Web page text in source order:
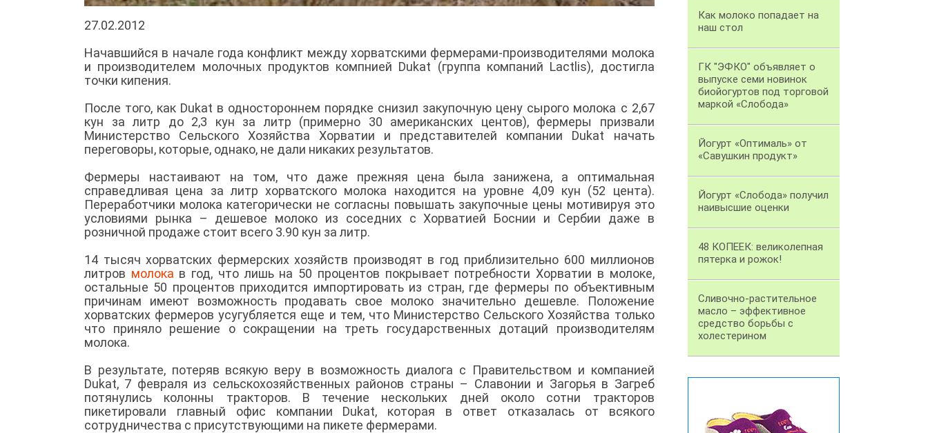
27.02.2012
Начавшийся в начале года конфликт между хорватскими фермерами-производителями молока
и производителем молочных продуктов компнией Dukat (группа компаний Lactlis), достигла
точки кипения.
После того, как Dukat в одностороннем порядке снизил закупочную цену сырого молока с 2,67
кун за литр до 2,3 кун за литр (примерно 30 американских центов), фермеры призвали
Министерство Сельского Хозяйства Хорватии и представителей компании Dukat начать
переговоры, которые, однако, не дали никаких результатов.
Фермеры настаивают на том, что даже прежняя цена была занижена, а оптимальная
справедливая цена за литр хорватского молока
находится на уровне 4,09 кун (52 цента).
Переработчики молока категорически не согласны повышать закупочные цены мотивируя это
условиями рынка – дешевое молоко из соседних с Хорватией Боснии и Сербии даже в
розничной продаже стоит всего 3.90 кун за литр.
14 тысяч хорватских фермерских хозяйств производят в год приблизительно 600 миллионов
литров молока в год, что лишь на 50 процентов покрывает потребности Хорватии в молоке,
остальные 50 процентов приходится импортировать из стран, где фермеры по объективным
причинам имеют возможность продавать свое молоко значительно дешевле. Положение
хорватских фермеров усугубляется еще и тем, что Министерство Сельского Хозяйства только
что приняло решение о сокращении на треть государственных дотаций производителям
молока.
В результате, потеряв всякую веру в возможность диалога с Правительством и компанией
Dukat, 7 февраля из сельскохозяйственных районов страны – Славонии и Загорья в Загреб
потянулись колонны тракторов. В течение нескольких дней около сотни тракторов
пикетировали главный офис компании Dukat, которая в ответ отказалась от всякого
сотрудничества с присутствующими на пикете фермерами.
Как молоко попадает на
наш стол
ГК "ЭФКО" объявляет о
выпуске семи новинок
биойогуртов под торговой
маркой «Слобода»
Йогурт «Оптималь» от
«Савушкин продукт»
Йогурт «Слобода» получил
наивысшие оценки
48 КОПЕЕК: великолепная
пятерка и рожок!
Сливочно-растительное
масло – эффективное
средство борьбы с
холестерином